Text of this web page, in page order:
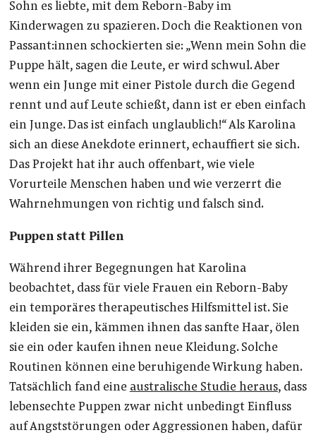
Sohn es liebte, mit dem Reborn-Baby im
Kinderwagen zu spazieren. Doch die Reaktionen von
Passant:innen schockierten sie: „Wenn mein Sohn die
Puppe hält, sagen die Leute, er wird schwul. Aber
wenn ein Junge mit einer Pistole durch die Gegend
rennt und auf Leute schießt, dann ist er eben einfach
ein Junge. Das ist einfach unglaublich!“ Als Karolina
sich an diese Anekdote erinnert, echauffiert sie sich.
Das Projekt hat ihr auch offenbart, wie viele
Vorurteile Menschen haben und wie verzerrt die
Wahrnehmungen von richtig und falsch sind.
Puppen statt Pillen
Während ihrer Begegnungen hat Karolina
beobachtet, dass für viele Frauen ein Reborn-Baby
ein temporäres therapeutisches Hilfsmittel ist. Sie
kleiden sie ein, kämmen ihnen das sanfte Haar, ölen
sie ein oder kaufen ihnen neue Kleidung. Solche
Routinen können eine beruhigende Wirkung haben.
Tatsächlich fand eine australische Studie heraus, dass
lebensechte Puppen zwar nicht unbedingt Einfluss
auf Angststörungen oder Aggressionen haben, dafür